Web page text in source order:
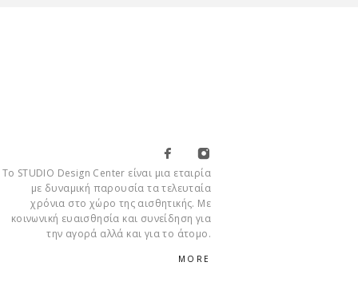
Το STUDIO Design Center είναι μια εταιρία
με δυναμική παρουσία τα τελευταία
χρόνια στο χώρο της αισθητικής. Με
κοινωνική ευαισθησία και συνείδηση για
την αγορά αλλά και για το άτομο.
MORE